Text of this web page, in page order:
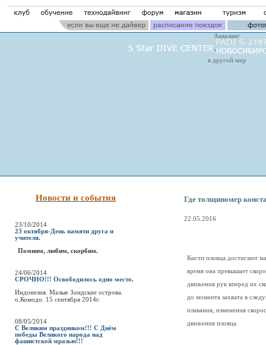
Акваланг
в другой мир
Новости и события
23/10/2014
23 октября-День памяти друга и
учителя.
Помним, любим, скорбим.
24/06/2014
СРОЧНО!!! Освободилось одно место.
Индонезия. Малые Зондские острова.
о.Комодо. 15 сентября 2014г.
08/05/2014
С Великим праздником!!! С Днём
победы Великого народа над
фашистской мразью!!!
Где толщиномер
22.05.2016
Кисти пловца достигают
время она превышает
движения рук вперед их
до момента захвата в
плавания, изменения
движения пловца.